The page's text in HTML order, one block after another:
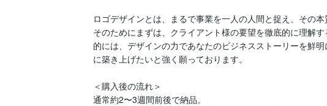
ロゴデザインとは、まるで事業を一人の人間と捉え、その
そのためにまずは、クライアント様の要望を徹底的に理解
的には、デザインの力であなたのビジネスストーリーを鮮
に築き上げたいと強く願っております。
＜購入後の流れ＞
通常約2〜3週間前後で納品。